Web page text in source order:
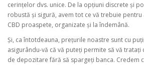
cerințelor dvs. unice. De la opțiuni discrete și
robustă și sigură, avem tot ce vă trebuie
CBD proaspete, organizate și la îndemână.
Și, ca întotdeauna, prețurile noastre sunt cu
asigurându-vă că vă puteți permite să vă tratați
de depozitare fără să spargeți banca. Credem